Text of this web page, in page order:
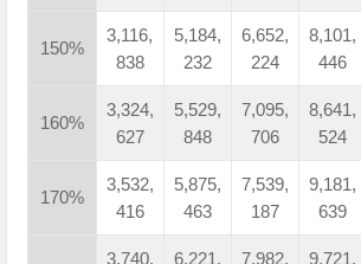
150%
3,116,
838
5,184,
232
6,652,
224
8,101,
446
160%
3,324,
627
5,529,
848
7,095,
706
8,641,
524
170%
3,532,
416
5,875,
463
7,539,
187
9,181,
639
3,740, 6,221, 7,982, 9,721,